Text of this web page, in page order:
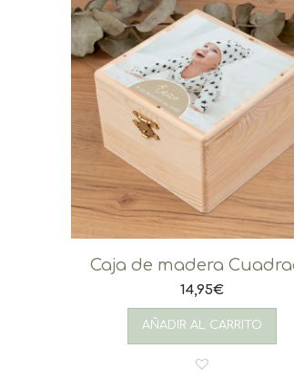
Caja de madera
14,95€
AÑADIR AL CARRITO